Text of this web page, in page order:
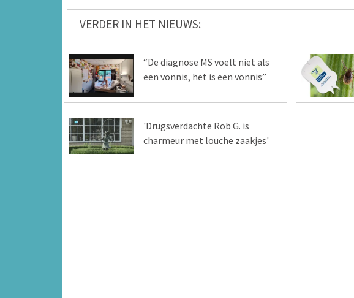
VERDER IN HET NIEUWS:
“De diagnose MS voelt niet als
een vonnis, het is een vonnis”
'Drugsverdachte Rob G. is
charmeur met louche zaakjes'